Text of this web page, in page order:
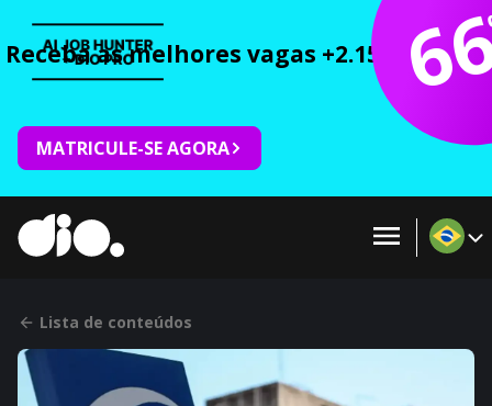
Receba as melhores vagas +2.150 cursos
MATRICULE-SE AGORA
Lista de conteúdos